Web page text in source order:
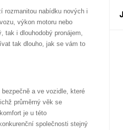
rozmanitou nabídku nových i
výkon motoru nebo
tak i dlouhodobý pronájem,
tak dlouho, jak se vám to
a ve vozidle, které
průměrný věk se
je u této
společnosti stejný